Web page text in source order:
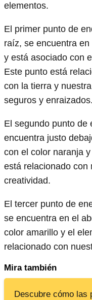
elementos.
El primer punto de
raíz, se encuentra
y está asociado con
Este punto está
con la tierra y
seguros y enraizados.
El segundo punto de
encuentra justo
con el color naranja
está relacionado con
creatividad.
El tercer punto de
se encuentra en el
color amarillo y el
relacionado con
Mira también
Descubre cómo las